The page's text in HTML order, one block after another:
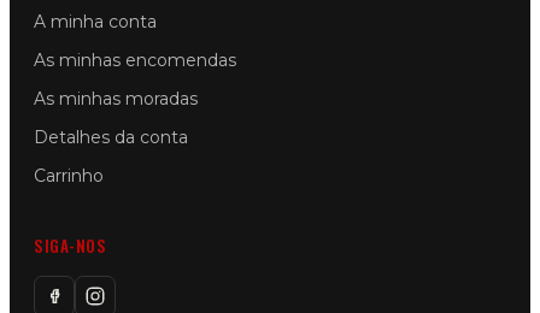
A minha conta
As minhas encomendas
As minhas moradas
Detalhes da conta
Carrinho
SIGA-NOS